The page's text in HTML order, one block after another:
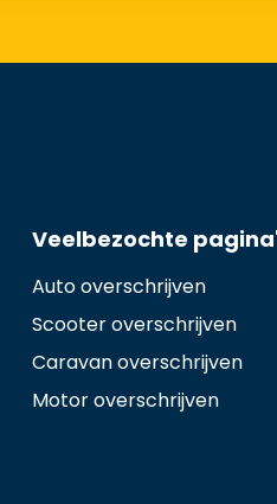
Veelbezochte
Auto overschrijven
Scooter overschrijven
Caravan overschrijven
Motor overschrijven